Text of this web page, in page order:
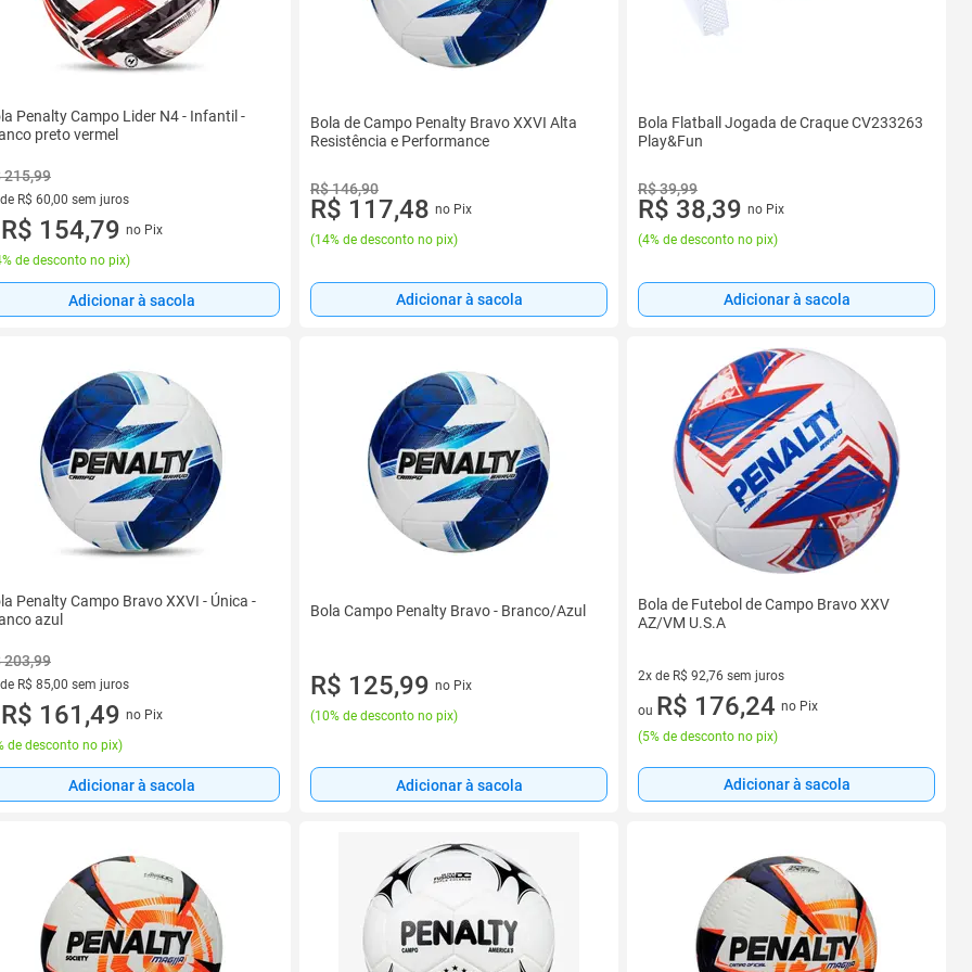
Penalty Campo Lider N4 - Infantil -
preto vermel
215,99
R$ 60,00 sem juros
de R$ 60,00 sem juros
R$ 154,79 no Pix
de desconto no pix)
Adicionar à sacola
Bola de Campo Penalty Bravo XXVI Alta
Resistência e Performance
R$ 146,90
R$ 117,48 no Pix
(14% de desconto no pix)
Adicionar à sacola
Bola Flatball Jogada de Craque CV233263
Play&Fun
R$ 39,99
R$ 38,39 no Pix
(4% de desconto no pix)
Adicionar à sacola
Penalty Campo Bravo XXVI - Única -
azul
203,99
R$ 85,00 sem juros
de R$ 85,00 sem juros
R$ 161,49 no Pix
de desconto no pix)
Adicionar à sacola
Bola Campo Penalty Bravo - Branco/Azul
R$ 125,99 no Pix
(10% de desconto no pix)
Adicionar à sacola
Bola de Futebol de Campo Bravo XXV
AZ/VM U.S.A
2x de R$ 92,76 sem juros
2 vez de R$ 92,76 sem juros
ou R$ 176,24 no Pix
(5% de desconto no pix)
Adicionar à sacola